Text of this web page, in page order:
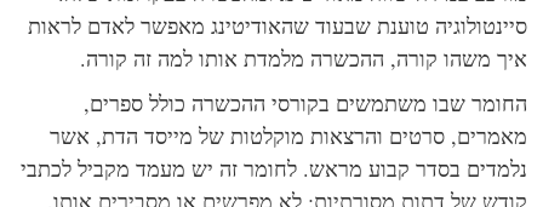
טוענת שבעוד שהאודיטינג מאפשר לאדם לראות
משהו קורה, ההכשרה מלמדת אותו למה זה קורה.
שבו משתמשים בקורסי ההכשרה כולל ספרים,
סרטים והרצאות מוקלטות של מייסד הדת, אשר
בסדר קבוע מראש. לחומר זה יש מעמד מקביל לכתבי
של דתות מסורתיות: לא מפרשים או מסבירים אותו.